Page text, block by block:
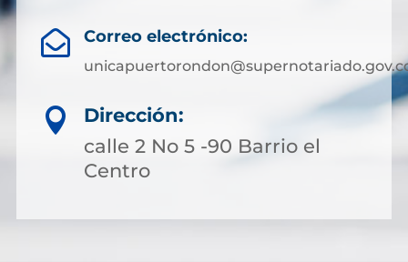
 Correo electrónico:

Dirección:
calle 2 No 5 -90 Barrio el
Centro